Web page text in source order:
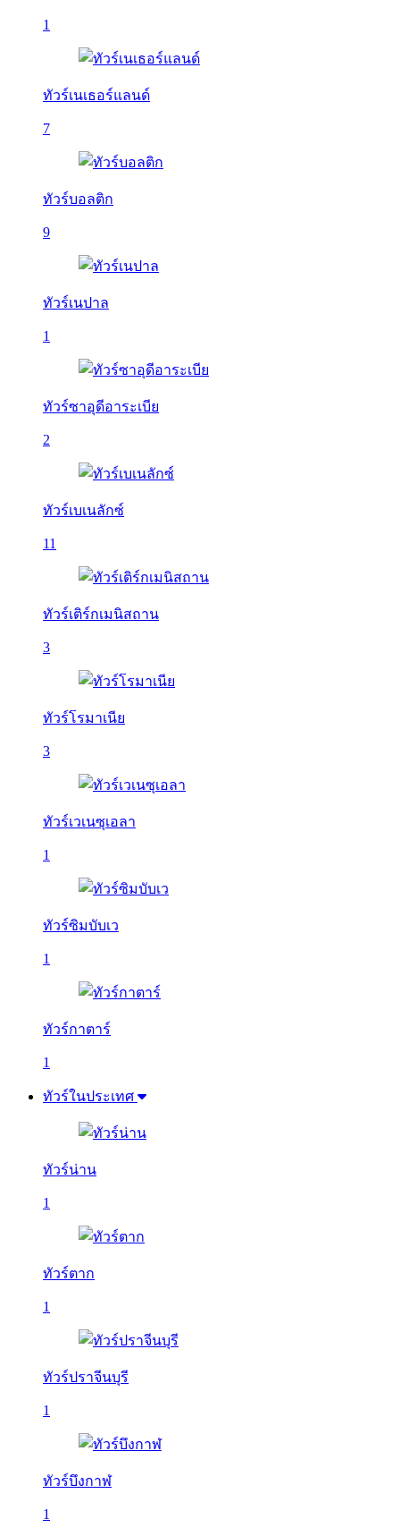
1
ทัวร์เนเธอร์แลนด์
7
ทัวร์บอลติก
9
ทัวร์เนปาล
1
ทัวร์ซาอุดีอาระเบีย
2
ทัวร์เบเนลักซ์
11
ทัวร์เติร์กเมนิสถาน
3
ทัวร์โรมาเนีย
3
ทัวร์เวเนซุเอลา
1
ทัวร์ซิมบับเว
1
ทัวร์กาตาร์
1
ทัวร์ในประเทศ
ทัวร์น่าน
1
ทัวร์ตาก
1
ทัวร์ปราจีนบุรี
1
ทัวร์บึงกาฬ
1